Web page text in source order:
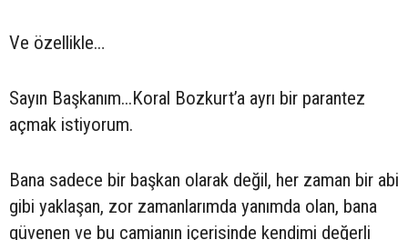
Ve özellikle…
Sayın Başkanım...Koral Bozkurt’a ayrı bir parantez
açmak istiyorum.
Bana sadece bir başkan olarak değil, her zaman bir abi
gibi yaklaşan, zor zamanlarımda yanımda olan, bana
güvenen ve bu camianın içerisinde kendimi değerli